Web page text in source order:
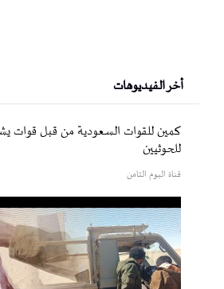
أخر الفيديوهات
كمين للقوات السعودية من قبل قوات
للحوثيين
قناة اليوم الثامن